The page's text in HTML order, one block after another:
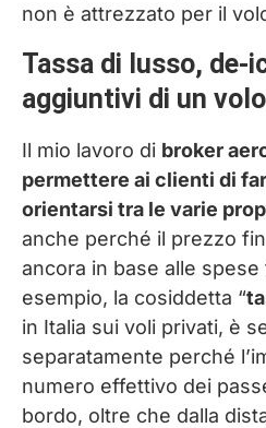
non è attrezzato per il
Tassa di lusso, de-
aggiuntivi di un
Il mio lavoro di broker
permettere ai clienti di
orientarsi tra le varie
anche perché il prezzo
ancora in base alle
esempio, la cosiddetta “
in Italia sui voli privati, è
separatamente perché
numero effettivo dei
bordo, oltre che dalla